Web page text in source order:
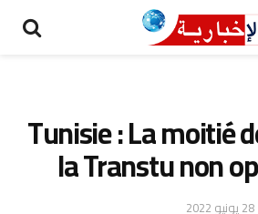
Tunisie : La moitié
la Transtu non
28 يونيو 2022